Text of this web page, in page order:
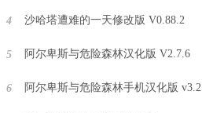
4 沙哈塔遭难的一天修改版 V0.88.2
5 阿尔卑斯与危险森林汉化版 V2.7.6
6 阿尔卑斯与危险森林手机汉化版 v3.2